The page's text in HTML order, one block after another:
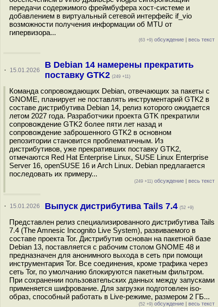
передачи содержимого фреймбуфера хост-системе и
добавлением в виртуальный сетевой интерфейс if_vio
возможности получения информации об MTU от
гипервизора...
(63 +9) обсуждение | весь текст
· 15.01.2026
В Debian 14 намерены прекратить
поставку GTK2 (249 +11)
Команда сопровождающих Debian, отвечающих за пакеты с
GNOME, планирует не поставлять инструментарий GTK2 в
составе дистрибутива Debian 14, релиз которого ожидается
летом 2027 года. Разработчики проекта GTK прекратили
сопровождение GTK2 более пяти лет назад и
сопровождение заброшенного GTK2 в основном
репозитории становится проблематичным. Из
дистрибутивов, уже прекративших поставку GTK2,
отмечаются Red Hat Enterprise Linux, SUSE Linux Enterprise
Server 16, openSUSE 16 и Arch Linux. Debian предлагается
последовать их примеру...
(249 +11) обсуждение | весь текст
· 15.01.2026 Выпуск дистрибутива Tails 7.4 (52 +9)
Представлен релиз специализированного дистрибутива Tails
7.4 (The Amnesic Incognito Live System), развиваемого в
составе проекта Tor. Дистрибутив основан на пакетной базе
Debian 13, поставляется с рабочим столом GNOME 48 и
предназначен для анонимного выхода в сеть при помощи
инструментария Tor. Все соединения, кроме трафика через
сеть Tor, по умолчанию блокируются пакетным фильтром.
При сохранении пользовательских данных между запусками
применяется шифрование. Для загрузки подготовлен iso-
образ, способный работать в Live-режиме, размером 2 ГБ...
(52 +9) обсуждение | весь текст